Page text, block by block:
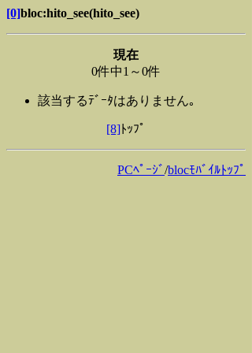
[0]bloc:hito_see(hito_see)
現在
0件中1～0件
該当するﾃﾞｰﾀはありません｡
[8]ﾄｯﾌﾟ
PCﾍﾟｰｼﾞ/blocﾓﾊﾞｲﾙﾄｯﾌﾟ